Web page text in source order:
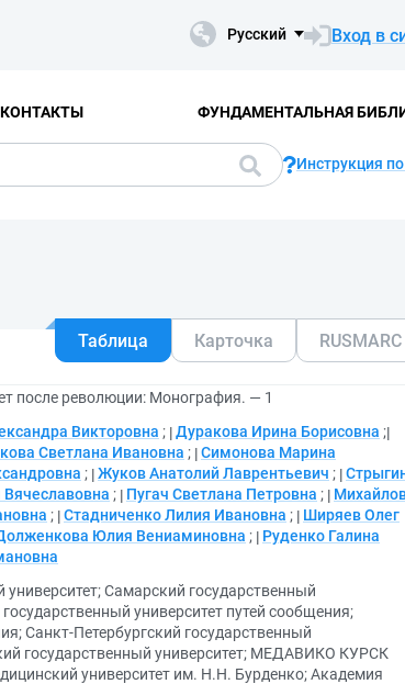
Русский Вход в
КОНТАКТЫ ФУНДАМЕНТАЛЬНАЯ
Инструкция
Таблица Карточка RUSMARC
после революции: Монография. — 1
Викторовна ; Дуракова Ирина Борисовна ;
Светлана Ивановна ; Симонова Марина
; Жуков Анатолий Лаврентьевич ;
; Пугач Светлана Петровна ;
; Стадниченко Лилия Ивановна ;
Ширяев Олег
Юлия Вениаминовна ;
Руденко Галина
;Самарский государственный
университет путей сообщения;
;Санкт-Петербургский государственный
государственный университет; МЕДАВИКО КУРСК
университет им. Н.Н. Бурденко;Академия